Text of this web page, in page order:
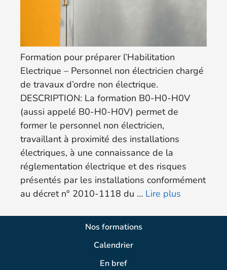
Formation pour préparer l’Habilitation
Electrique – Personnel non électricien chargé
de travaux d’ordre non électrique.
DESCRIPTION: La formation B0-H0-H0V
(aussi appelé B0-H0-H0V) permet de
former le personnel non électricien,
travaillant à proximité des installations
électriques, à une connaissance de la
réglementation électrique et des risques
présentés par les installations conformément
au décret n° 2010-1118 du … Lire plus
Nos formations
Calendrier
En bref